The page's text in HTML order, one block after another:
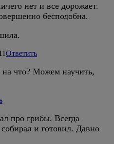
нет и все дорожает.
бесподобна.
Ответить
что? Можем научить,
про грибы. Всегда
и готовил. Давно